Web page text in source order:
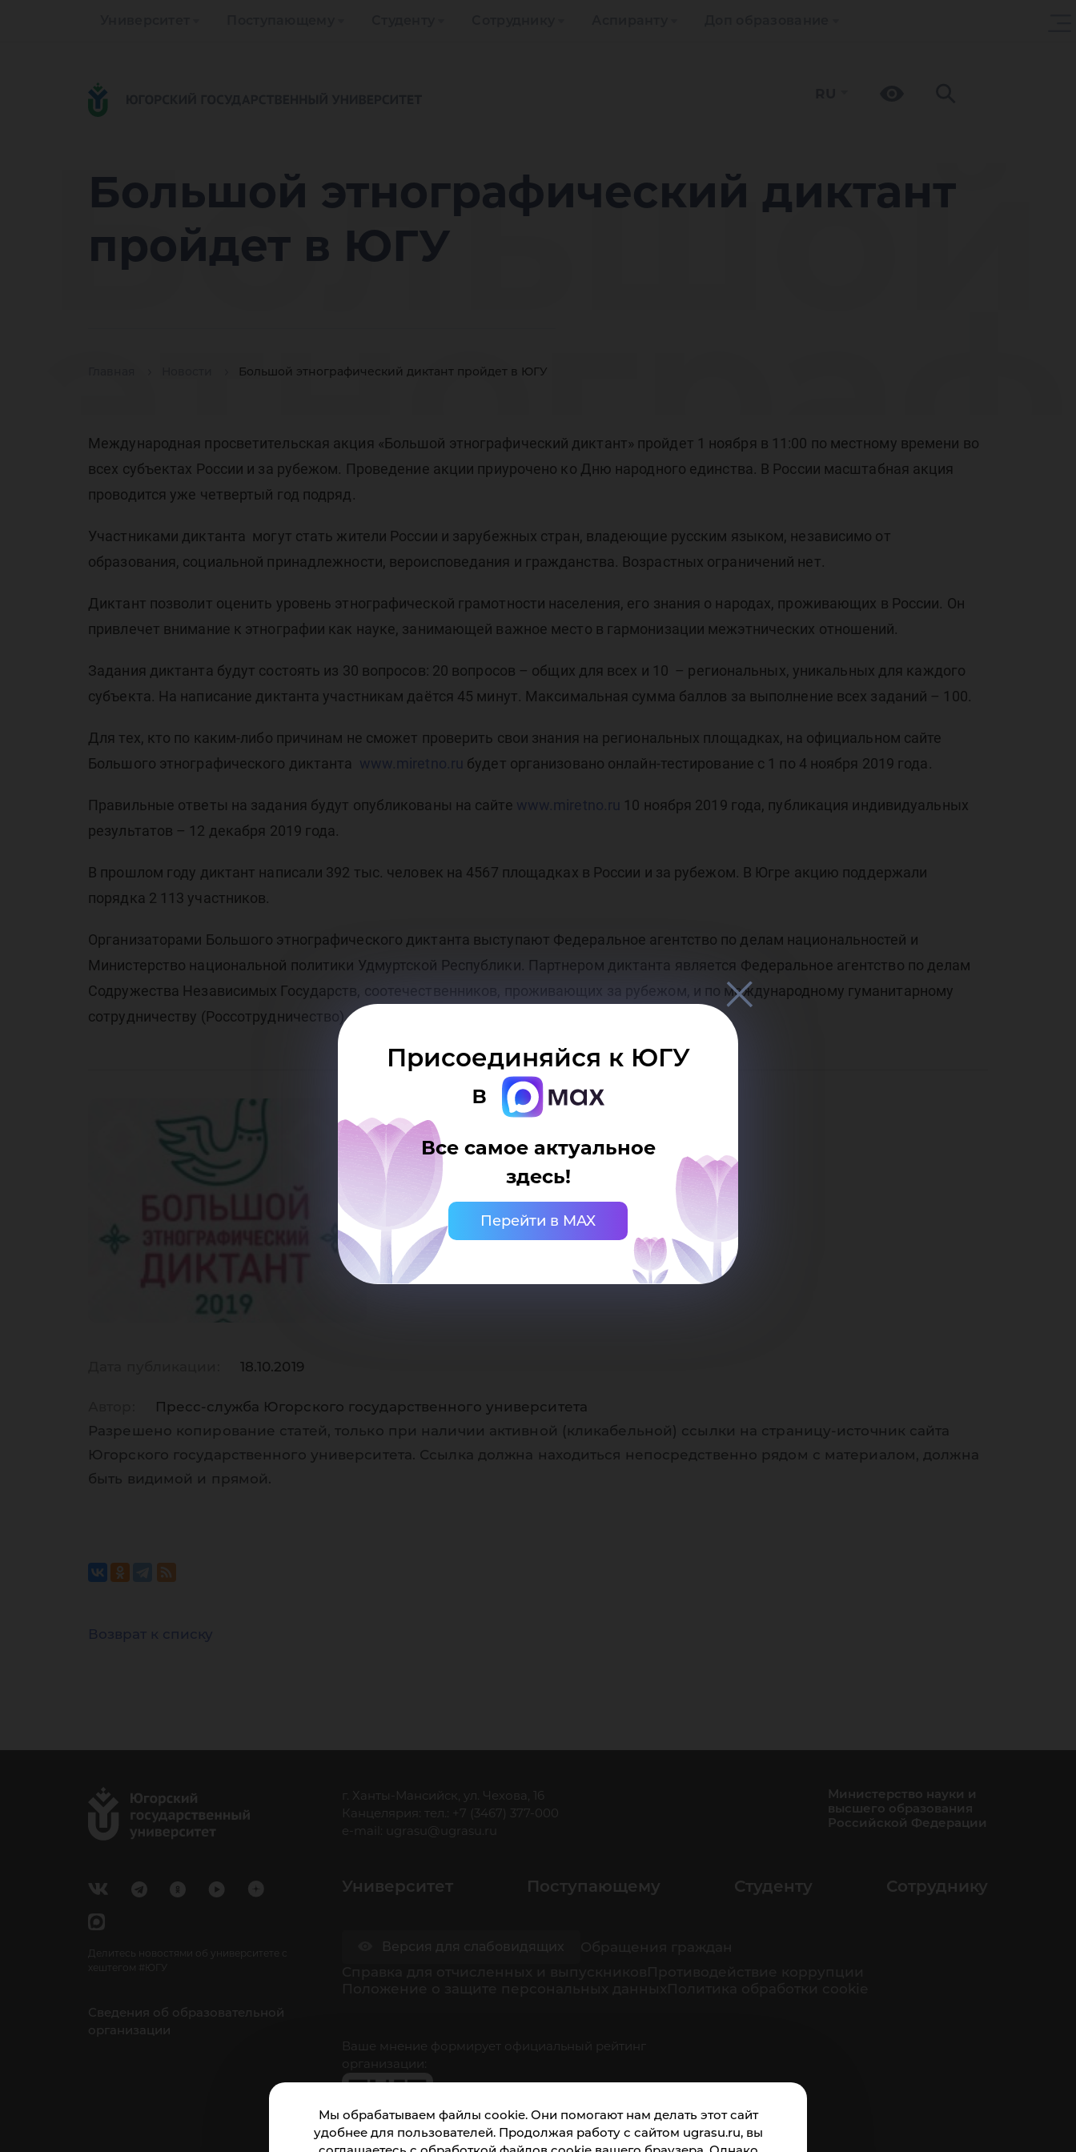
Мы обрабатываем файлы cookie. Они помогают нам делать этот сайт
удобнее для пользователей. Продолжая работу с сайтом ugrasu.ru, вы
Большой этнографический диктант
пройдет в ЮГУ
Большой этнографический диктант пройдет в ЮГУ
Большой
диктант
в ЮГУ
Присоединяйся к ЮГУ
в
Все самое актуальное
здесь!
Перейти в MAX
Международная просветительская акция «Большой этнографический диктант» пройдет 1 ноября в 11:00 по местному времени во
всех субъектах России и за рубежом. Проведение акции приурочено ко Дню народного единства. В России масштабная акция
проводится уже четвертый год подряд.
Участниками диктанта могут стать жители России и зарубежных стран, владеющие русским языком, независимо от
образования, социальной принадлежности, вероисповедания и гражданства. Возрастных ограничений нет.
Диктант позволит оценить уровень этнографической грамотности населения, его знания о народах, проживающих в России. Он
привлечет внимание к этнографии как науке, занимающей важное место в гармонизации межэтнических отношений.
Задания диктанта будут состоять из 30 вопросов: 20 вопросов – общих для всех и 10 – региональных, уникальных для каждого
субъекта. На написание диктанта участникам даётся 45 минут. Максимальная сумма баллов за выполнение всех заданий – 100.
Для тех, кто по каким-либо причинам не сможет проверить свои знания на региональных площадках, на официальном сайте
Большого этнографического диктанта www.miretno.ru будет организовано онлайн-тестирование с 1 по 4 ноября 2019 года.
Правильные ответы на задания будут опубликованы на сайте www.miretno.ru 10 ноября 2019 года, публикация индивидуальных
результатов – 12 декабря 2019 года.
В прошлом году диктант написали 392 тыс. человек на 4567 площадках в России и за рубежом. В Югре акцию поддержали
порядка 2 113 участников.
Организаторами Большого этнографического диктанта выступают Федеральное агентство по делам национальностей и
Министерство национальной политики Удмуртской Республики. Партнером диктанта является Федеральное агентство по делам
Содружества Независимых Государств, соотечественников, проживающих за рубежом, и по международному гуманитарному
сотрудничеству (Россотрудничество).
18.10.2019
Пресс-служба Югорского государственного университета
Разрешено копирование статей, только при наличии активной (кликабельной) ссылки на страницу-источник сайта
Югорского государственного университета. Ссылка должна находиться непосредственно рядом с материалом, должна
быть видимой и прямой.
Возврат к списку
Делитесь новостями об университете с
хештегом #ЮГУ
Сведения об образовательной
организации
г. Ханты-Мансийск, ул. Чехова, 16
Канцелярия: тел.: +7 (3467) 377-000
e-mail:
ugrasu@ugrasu.ru
Министерство науки и
высшего образования
Российской Федерации
Университет Поступающему Студенту Сотруднику
Ваше мнение формирует официальный рейтинг
организации: